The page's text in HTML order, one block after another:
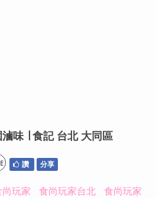
味 ∣ 食記 台北 大同區
讚 分享
玩家 食尚玩家台北
食尚玩家